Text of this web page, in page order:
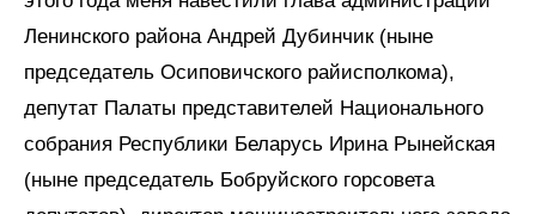
Ленинского района Андрей Дубинчик (ныне
председатель Осиповичского райисполкома),
депутат Палаты представителей Национального
собрания Республики Беларусь Ирина Рынейская
(ныне председатель Бобруйского горсовета